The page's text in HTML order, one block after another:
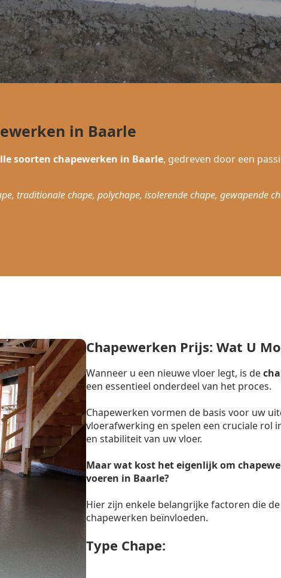
in Baarle
soorten chapewerken in Baarle, gedreven door een
traditionale chape, polychape, isolerende chape, gewapende
Chapewerken Prijs: Wat U
Wanneer u een nieuwe vloer legt, is de
een essentieel onderdeel van het proces.
Chapewerken vormen de basis voor uw
vloerafwerking en spelen een cruciale rol
en stabiliteit van uw vloer.
Maar wat kost het eigenlijk om
voeren in Baarle?
Hier zijn enkele belangrijke factoren die
chapewerken beïnvloeden.
Type Chape: